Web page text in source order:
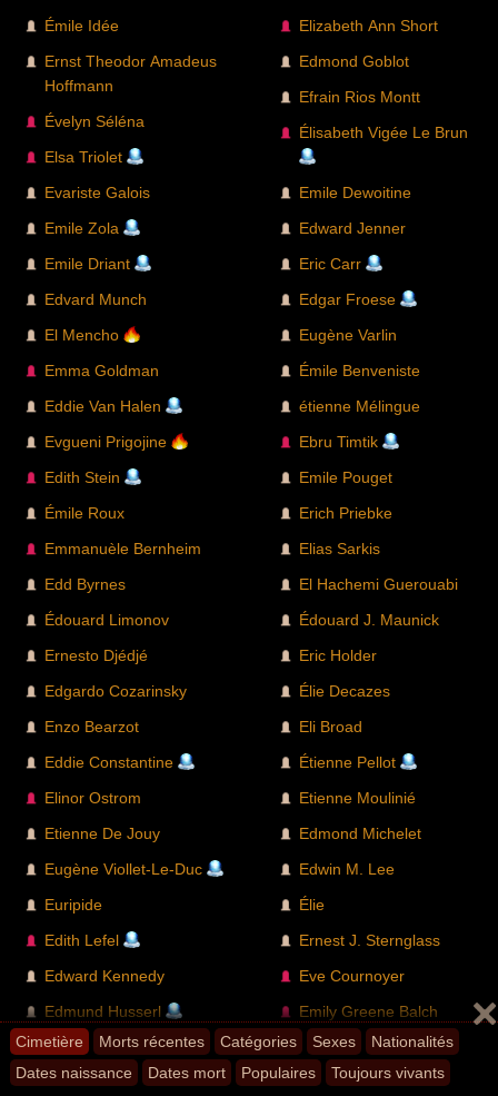
Cimetière Morts récentes Catégories Sexes
Nationalités
Dates naissance
Dates mort Populaires Toujours vivants
Émile Idée
Ernst Theodor Amadeus
Hoffmann
Évelyn Séléna
Elsa Triolet
Evariste Galois
Emile Zola
Emile Driant
Edvard Munch
El Mencho
Emma Goldman
Eddie Van Halen
Evgueni Prigojine
Edith Stein
Émile Roux
Emmanuèle Bernheim
Edd Byrnes
Édouard Limonov
Ernesto Djédjé
Edgardo Cozarinsky
Enzo Bearzot
Eddie Constantine
Elinor Ostrom
Etienne De Jouy
Eugène Viollet-Le-Duc
Euripide
Edith Lefel
Edward Kennedy
Edmund Husserl
Ennio Morricone
Edgar Poe
Elizabeth Ann Short
Edmond Goblot
Efrain Rios Montt
Élisabeth Vigée Le Brun
Emile Dewoitine
Edward Jenner
Eric Carr
Edgar Froese
Eugène Varlin
Émile Benveniste
étienne Mélingue
Ebru Timtik
Emile Pouget
Erich Priebke
Elias Sarkis
El Hachemi Guerouabi
Édouard J. Maunick
Eric Holder
Élie Decazes
Eli Broad
Étienne Pellot
Etienne Moulinié
Edmond Michelet
Edwin M. Lee
Élie
Ernest J. Sternglass
Eve Cournoyer
Emily Greene Balch
Ettore Spalletti
Édouard Rod